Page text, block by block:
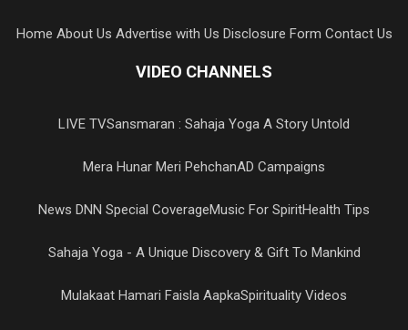
Home About Us Advertise with Us Disclosure Form Contact Us
VIDEO CHANNELS
LIVE TVSansmaran : Sahaja Yoga A Story Untold
Mera Hunar Meri PehchanAD Campaigns
News DNN Special CoverageMusic For SpiritHealth Tips
Sahaja Yoga - A Unique Discovery & Gift To Mankind
Mulakaat Hamari Faisla AapkaSpirituality Videos